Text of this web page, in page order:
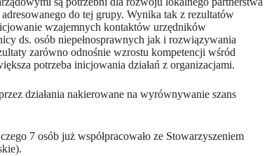
do tej grupy. Wynika tak z rezultatów
wzajemnych kontaktów urzędników
ds. osób niepełnosprawnych jak i rozwiązywania
zarówno odnośnie wzrostu kompetencji wśród
potrzeba inicjowania działań z organizacjami.
działania nakierowane na wyrównywanie szans
7 osób już współpracowało ze Stowarzyszeniem